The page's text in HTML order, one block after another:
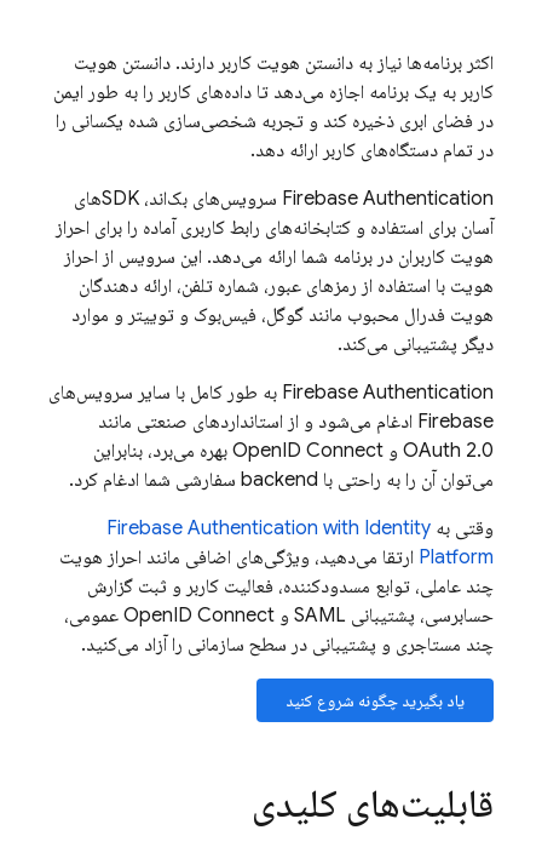
اکثر برنامه‌ها نیاز به دانستن هویت کاربر دارند. دانستن هویت
کاربر به یک برنامه اجازه می‌دهد تا داده‌های کاربر را به طور ایمن
در فضای ابری ذخیره کند و تجربه شخصی‌سازی شده یکسانی را
در تمام دستگاه‌های کاربر ارائه دهد.
Firebase Authentication
سرویس‌های بک‌اند، SDKهای
آسان برای استفاده و کتابخانه‌های رابط کاربری آماده را برای احراز
هویت کاربران در برنامه شما ارائه می‌دهد. این سرویس از احراز
هویت با استفاده از رمزهای عبور، شماره تلفن، ارائه دهندگان
هویت فدرال محبوب مانند گوگل، فیس‌بوک و توییتر و موارد
دیگر پشتیبانی می‌کند.
Firebase Authenticationبه طور کامل با سایر سرویس‌های
Firebaseادغام می‌شود و از استانداردهای صنعتی مانند
OAuth 2.0 و OpenID Connect بهره می‌برد، بنابراین
می‌توان آن را به راحتی با backend سفارشی شما ادغام کرد.
وقتی به
Firebase Authentication with Identity
Platformارتقا می‌دهید، ویژگی‌های اضافی مانند احراز هویت
چند عاملی، توابع مسدودکننده، فعالیت کاربر و ثبت گزارش
حسابرسی، پشتیبانی SAML و OpenID Connect عمومی،
چند مستاجری و پشتیبانی در سطح سازمانی را آزاد می‌کنید.
یاد بگیرید چگونه شروع کنید
قابلیت‌های کلیدی